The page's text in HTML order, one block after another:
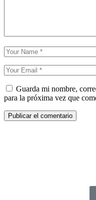
Guarda mi nombre,
para la próxima vez que